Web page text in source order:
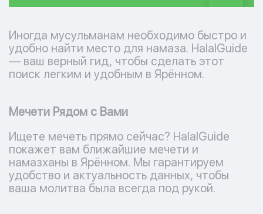
Иногда мусульманам необходимо быстро и
удобно найти место для намаза. HalalGuide
— ваш верный гид, чтобы сделать этот
поиск легким и удобным в Ярённом.
Мечети Рядом с Вами
Ищете мечеть прямо сейчас? HalalGuide
покажет вам ближайшие мечети и
намазханы в Ярённом. Мы гарантируем
удобство и актуальность данных, чтобы
ваша молитва была всегда под рукой.